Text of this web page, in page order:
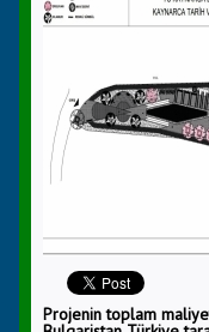
Projenin toplam